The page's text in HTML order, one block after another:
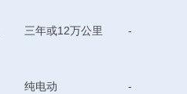
三年或12万公里 -
纯电动 -